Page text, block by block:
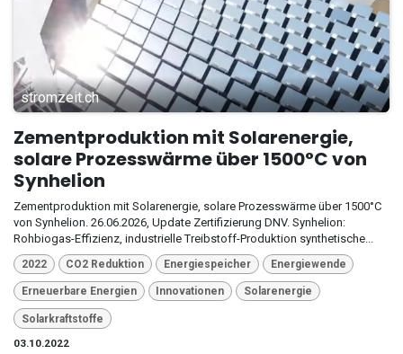
stromzeit.ch
Zementproduktion mit Solarenergie,
solare Prozesswärme über 1500°C von
Synhelion
Zementproduktion mit Solarenergie, solare Prozesswärme über 1500°C
von Synhelion. 26.06.2026, Update Zertifizierung DNV. Synhelion:
Rohbiogas-Effizienz, industrielle Treibstoff-Produktion synthetische...
2022 CO2 Reduktion Energiespeicher Energiewende
Erneuerbare Energien Innovationen Solarenergie
Solarkraftstoffe
03.10.2022